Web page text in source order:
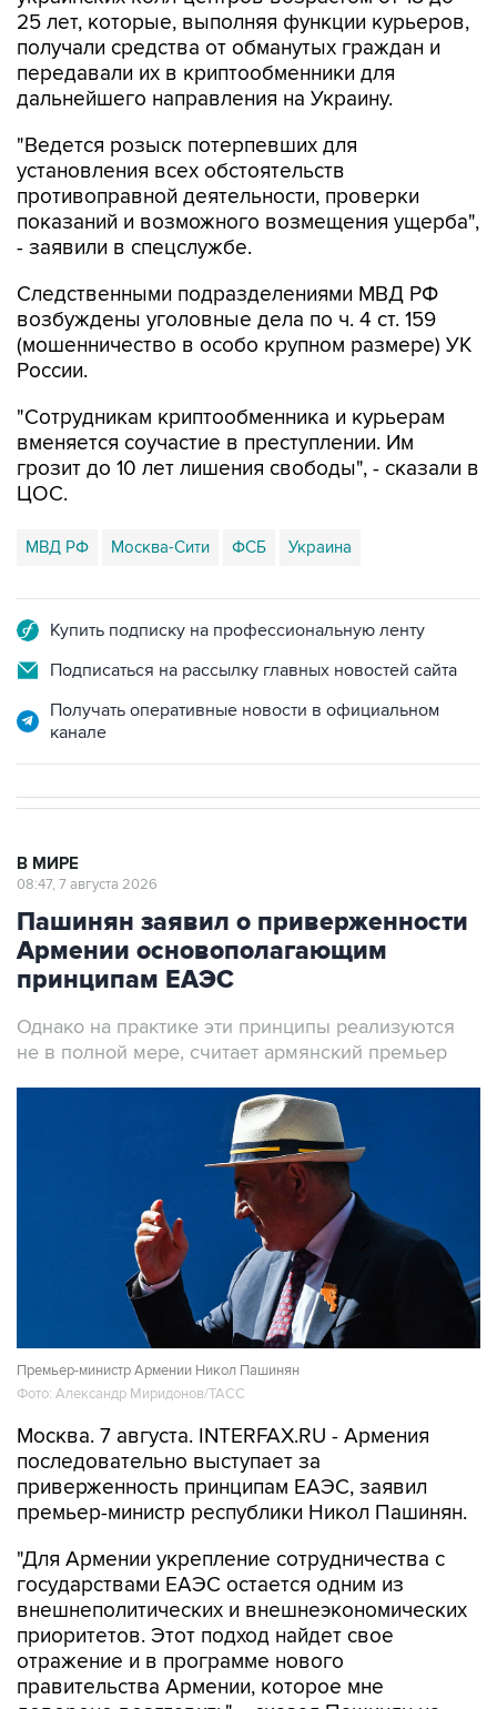
25 лет, которые, выполняя функции курьеров,
получали средства от обманутых граждан и
передавали их в криптообменники для
дальнейшего направления на Украину.
"Ведется розыск потерпевших для
установления всех обстоятельств
противоправной деятельности, проверки
показаний и возможного возмещения ущерба",
- заявили в спецслужбе.
Следственными подразделениями МВД РФ
возбуждены уголовные дела по ч. 4 ст. 159
(мошенничество в особо крупном размере) УК
России.
"Сотрудникам криптообменника и курьерам
вменяется соучастие в преступлении. Им
грозит до 10 лет лишения свободы", - сказали в
ЦОС.
МВД РФ Москва-Сити ФСБ Украина
Купить подписку на профессиональную ленту
Подписаться на рассылку главных новостей сайта
Получать оперативные новости в официальном
канале
В МИРЕ
08:47, 7 августа 2026
Пашинян заявил о приверженности
Армении основополагающим
принципам ЕАЭС
Однако на практике эти принципы реализуются
не в полной мере, считает армянский премьер
Премьер-министр Армении Никол Пашинян
Фото: Александр Миридонов/ТАСС
Москва. 7 августа. INTERFAX.RU - Армения
последовательно выступает за
приверженность принципам ЕАЭС, заявил
премьер-министр республики Никол Пашинян.
"Для Армении укрепление сотрудничества с
государствами ЕАЭС остается одним из
внешнеполитических и внешнеэкономических
приоритетов. Этот подход найдет свое
отражение и в программе нового
правительства Армении, которое мне